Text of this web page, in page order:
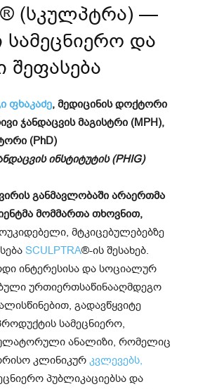
(სკულპტრა) —
და
შეფასება
ფხაკაძე, მედიცინის დოქტორი
ჯანდაცვის მაგისტრი (MPH),
(PhD)
ინსტიტუტის (PHIG)
განმავლობაში არაერთმა
მომმართა თხოვნით,
მტკიცებულებებზე
SCULPTRA®-ის შესახებ.
ინტერესისა და სოციალურ
ურთიერთსაწინააღმდეგო
გადავწყვიტე
სამეცნიერო,
ანალიზი, რომელიც
კლინიკურ კვლევებს,
პუბლიკაციებსა და